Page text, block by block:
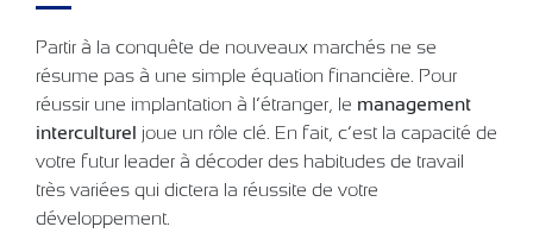
Partir à la conquête de nouveaux marchés ne se
résume pas à une simple équation financière. Pour
réussir une implantation à l’étranger, le management
interculturel joue un rôle clé. En fait, c’est la capacité de
votre futur leader à décoder des habitudes de travail
très variées qui dictera la réussite de votre
développement.